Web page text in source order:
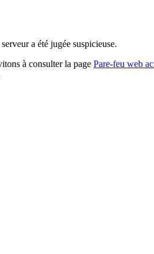
a été jugée suspicieuse.
à consulter la page Pare-feu web